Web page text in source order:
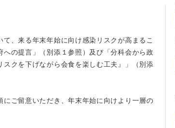
、来る年末年始に向け感染リスクが高まるこ
の提言」（別添１参照）及び「分科会から政
クを下げながら会食を楽しむ工夫』」（別添
ご留意いただき、年末年始に向けより一層の